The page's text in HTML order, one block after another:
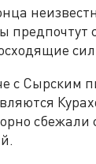
с Сырским
сбежали